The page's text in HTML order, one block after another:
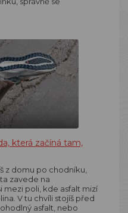
která začíná tam,
z domu po chodníku,
zavede na
mezi poli, kde asfalt mizí
V tu chvíli stojíš před
asfalt, nebo